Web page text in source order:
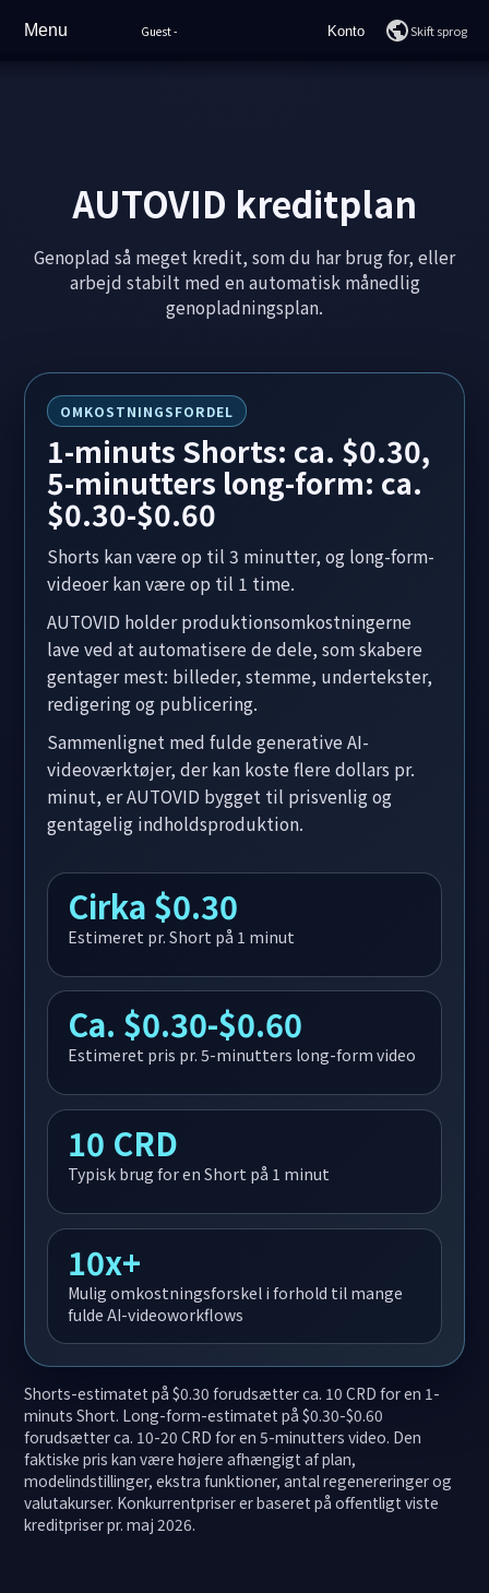
Menu
Prissætning
Sådan bruges
Ofte stillede spørgsmål
AI-chat
Guest- Konto Skift sprog
AUTOVID kreditplan
Genoplad så meget kredit, som du har brug for, eller
arbejd stabilt med en automatisk månedlig
genopladningsplan.
OMKOSTNINGSFORDEL
1-minuts Shorts: ca. $0.30,
5-minutters long-form: ca.
$0.30-$0.60
Shorts kan være op til 3 minutter, og long-form-
videoer kan være op til 1 time.
AUTOVID holder produktionsomkostningerne
lave ved at automatisere de dele, som skabere
gentager mest: billeder, stemme, undertekster,
redigering og publicering.
Sammenlignet med fulde generative AI-
videoværktøjer, der kan koste flere dollars pr.
minut, er AUTOVID bygget til prisvenlig og
gentagelig indholdsproduktion.
Cirka $0.30
Estimeret pr. Short på 1 minut
Ca. $0.30-$0.60
Estimeret pris pr. 5-minutters long-form video
10 CRD
Typisk brug for en Short på 1 minut
10x+
Mulig omkostningsforskel i forhold til mange
fulde AI-videoworkflows
Shorts-estimatet på $0.30 forudsætter ca. 10 CRD for en 1-
minuts Short. Long-form-estimatet på $0.30-$0.60
forudsætter ca. 10-20 CRD for en 5-minutters video. Den
faktiske pris kan være højere afhængigt af plan,
modelindstillinger, ekstra funktioner, antal regenereringer og
valutakurser. Konkurrentpriser er baseret på offentligt viste
kreditpriser pr. maj 2026.